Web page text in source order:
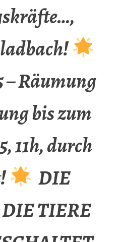
– Räumung
bis zum
11h, durch
DIE
TIERE